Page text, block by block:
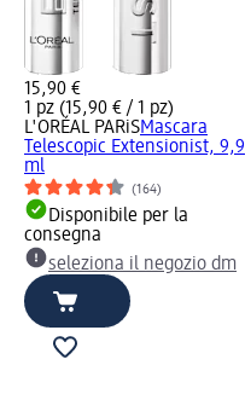
15,90 €
1 pz (15,90 € / 1 pz)
L'ORÉAL PARiSMascara
Telescopic Extensionist, 9,9
ml
(164)
Disponibile per la
consegna
seleziona il negozio dm